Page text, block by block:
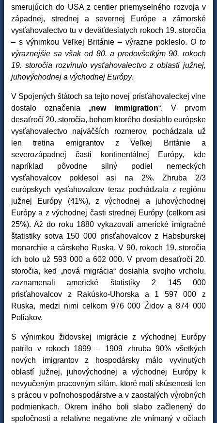
smerujúcich do USA z centier priemyselného rozvoja v
západnej, strednej a severnej Európe a zámorské
vysťahovalectvo tu v deväťdesiatych rokoch 19. storočia
– s výnimkou Veľkej Británie – výrazne pokleslo. O to
výraznejšie sa však od 80. a predovšetkým 90. rokoch
19. storočia rozvinulo vysťahovalectvo z oblasti južnej,
juhovýchodnej a východnej Európy.
V Spojených štátoch sa tejto novej prisťahovaleckej vlne
dostalo označenia „new immigration“. V prvom
desaťročí 20. storočia, behom ktorého dosiahlo európske
vysťahovalectvo najväčších rozmerov, pochádzala už
len tretina emigrantov z Veľkej Británie a
severozápadnej časti kontinentálnej Európy, kde
napríklad pôvodne silný podiel nemeckých
vysťahovalcov poklesol asi na 2%. Zhruba 2/3
európskych vysťahovalcov teraz pochádzala z regiónu
južnej Európy (41%), z východnej a juhovýchodnej
Európy a z východnej časti strednej Európy (celkom asi
25%). Až do roku 1880 vykazovali americké imigračné
štatistiky sotva 150 000 prisťahovalcov z Habsburskej
monarchie a cárskeho Ruska. V 90. rokoch 19. storočia
ich bolo už 593 000 a 602 000. V prvom desaťročí 20.
storočia, keď „nová migrácia“ dosiahla svojho vrcholu,
zaznamenali americké štatistiky 2 145 000
prisťahovalcov z Rakúsko-Uhorska a 1 597 000 z
Ruska, medzi nimi celkom 976 000 Židov a 874 000
Poliakov.
S výnimkou židovskej imigrácie z východnej Európy
patrilo v rokoch 1899 – 1909 zhruba 90% všetkých
nových imigrantov z hospodársky málo vyvinutých
oblastí južnej, juhovýchodnej a východnej Európy k
nevyučeným pracovným silám, ktoré mali skúsenosti len
s prácou v poľnohospodárstve a v zaostalých výrobných
podmienkach. Okrem iného boli slabo začlenený do
spoločnosti a relatívne negatívne zle vnímaný v očiach